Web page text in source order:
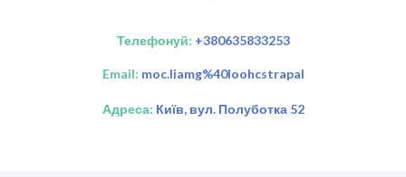
Телефонуй: +380635833253
Email: moc.liamg%40loohcstrapal
Адреса: Київ, вул. Полуботка 52